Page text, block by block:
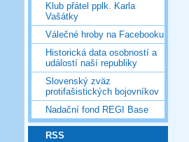
Klub přátel pplk. Karla
Vašátky
Válečné hroby na Facebooku
Historická data osobností a
událostí naší republiky
Slovenský zväz
protifašistických bojovníkov
Nadační fond REGI Base
RSS